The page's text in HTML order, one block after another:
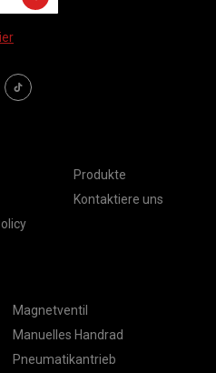
Produkte
Kontaktiere uns
Magnetventil
Manuelles Handrad
Pneumatikantrieb